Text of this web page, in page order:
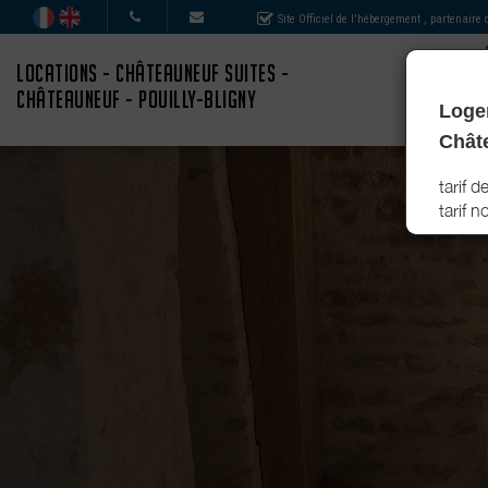
Site Officiel de l'hébergement , partenaire
LOCATIONS - CHÂTEAUNEUF SUITES -
CHÂTEAUNEUF - POUILLY-BLIGNY
tarif
tarif